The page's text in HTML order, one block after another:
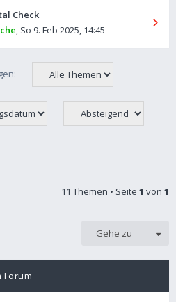
Check
, So 9. Feb 2025, 14:45
11 Themen • Seite 1 von 1
Gehe zu
Forum